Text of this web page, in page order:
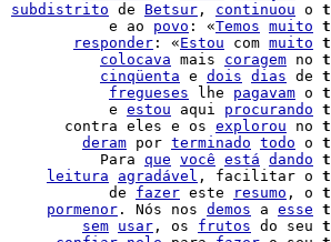
subdistrito de Betsur , continuou o
|            e ao povo : «Temos muito
responder : «Estou com muito
colocava mais coragem no
cinqüenta e dois dias de
fregueses lhe pagavam o
|            e estou aqui procurando
|       contra eles e os explorou no
deram por terminado todo o
|           Para que você está dando
leitura agradável , facilitar o
|            de fazer este resumo , o
pormenor . Nós nos demos a esse
sem usar , os frutos do seu